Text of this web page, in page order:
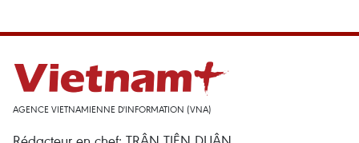
AGENCE VIETNAMIENNE D'INFORMATION (VNA)